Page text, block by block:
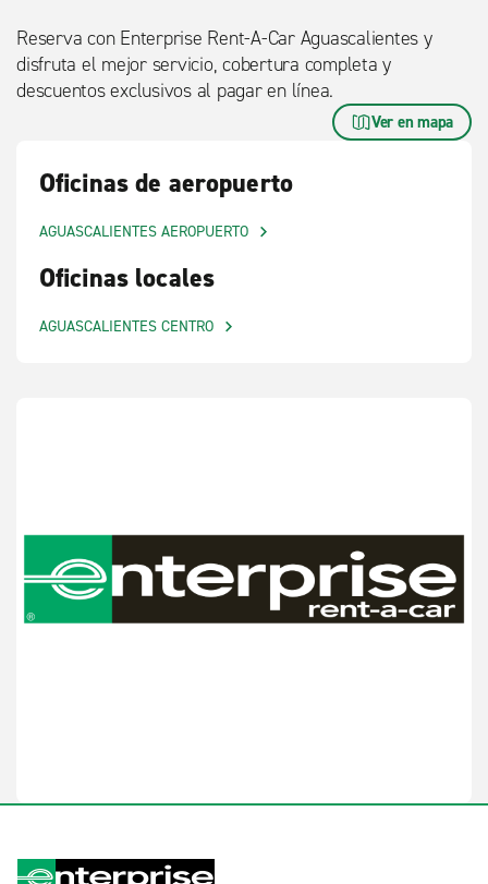
Reserva con Enterprise Rent-A-Car Aguascalientes y
disfruta el mejor servicio, cobertura completa y
descuentos exclusivos al pagar en línea.
Ver en mapa
Oficinas de aeropuerto
AGUASCALIENTES AEROPUERTO
Oficinas locales
AGUASCALIENTES CENTRO